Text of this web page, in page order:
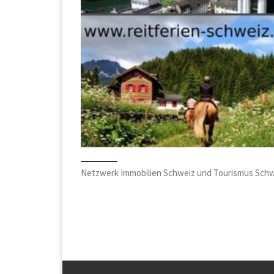
Netzwerk Immobilien Schweiz und Tourismus